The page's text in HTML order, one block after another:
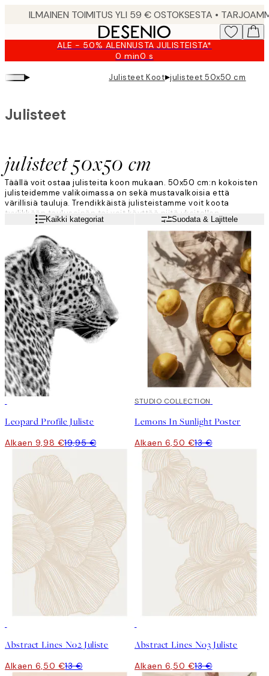
ALE - 50% ALENNUSTA JULISTEISTA*
0 min0 s
Voimassa
asti:
2026-
▸ Julisteet Koot▸julisteet 50x50 cm
julisteet 50x50 cm
Julisteet
Täällä voit ostaa julisteita koon mukaan. 50x50 cm:n kokoisten
julisteidemme valikoimassa on sekä mustavalkoisia että
värillisiä tauluja. Trendikkäistä julisteistamme voit koota
tyylikkään tauluseinän tai voit käyttää niitä yksitellen.
Lue lisää Kaikki kategoriat Suodata & Lajittele
Leopard Profile Juliste
Alkaen 9,98 €19,95 €
50%*
STUDIO COLLECTION
Lemons In Sunlight Poster
Alkaen 6,50 €13 €
Abstract Lines No2 Juliste
Alkaen 6,50 €13 €
Abstract Lines No3 Juliste
Alkaen 6,50 €13 €